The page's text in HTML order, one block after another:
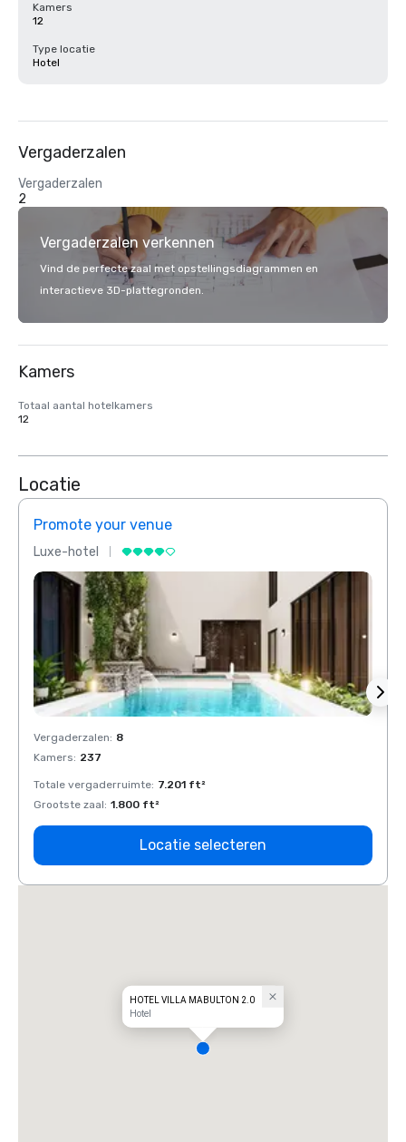
Kamers
12
Type locatie
Hotel
Vergaderzalen
Vergaderzalen
2
Vergaderzalen verkennen
Vind de perfecte zaal met opstellingsdiagrammen en
interactieve 3D-plattegronden.
Kamers
Totaal aantal hotelkamers
12
Locatie
Promote your venue
Luxe-hotel
Vergaderzalen: 8
Kamers: 237
Totale vergaderruimte: 7.201 ft²
Grootste zaal: 1.800 ft²
Locatie selecteren
HOTEL VILLA MABULTON 2.0
Hotel